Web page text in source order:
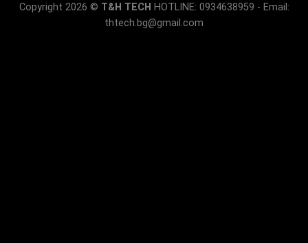
Copyright 2026 © T&H TECH HOTLINE: 0934638959 - Email:
thtech.bg@gmail.com